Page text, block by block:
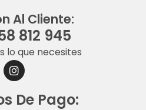
Al Cliente:
812 945
lo que necesites
I
N
S
De Pago: